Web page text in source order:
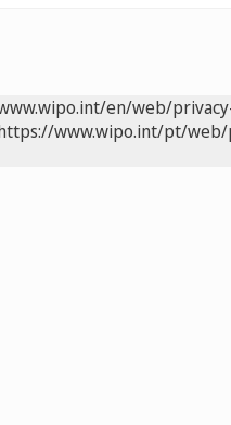
en/web/
www.wipo.int/pt/web/